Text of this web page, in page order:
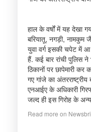
हाल के वर्षों में यह देखा
बरियातू, नगड़ी, नामकुम
युवा वर्ग इसकी चपेट में आ
हैं. कई बार रांची पुलिस
ठिकानों पर छापेमारी
गए गांजे का
एनआईए के अधिकारी
जल्द ही इस गिरोह के
Read more on